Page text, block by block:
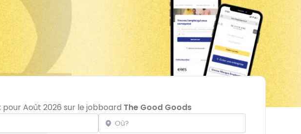
Août 2026 sur le jobboard The Good Goods
Localisation